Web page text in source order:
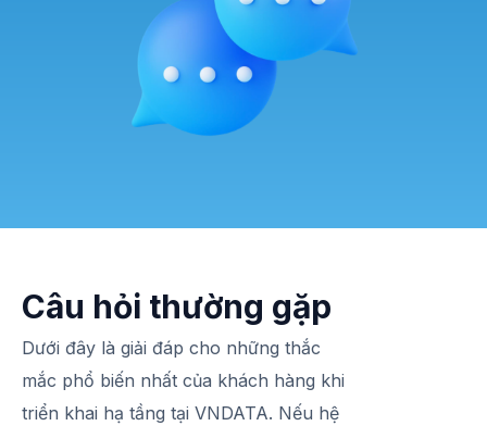
Câu hỏi thường gặp
Dưới đây là giải đáp cho những thắc
mắc phổ biến nhất của khách hàng khi
triển khai hạ tầng tại VNDATA. Nếu hệ